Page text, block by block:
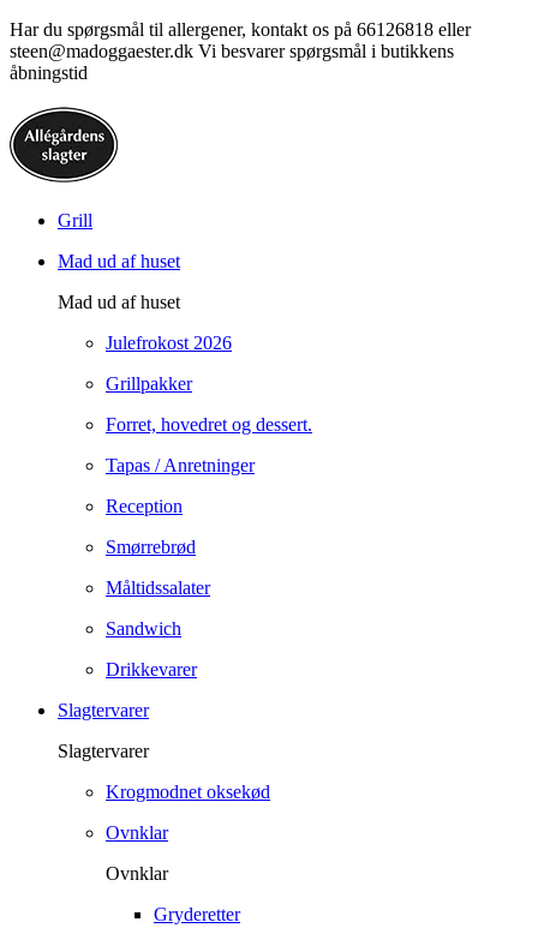
Har du spørgsmål til allergener, kontakt os på 66126818 eller
steen@madoggaester.dk Vi besvarer spørgsmål i butikkens
åbningstid
Grill
Mad ud af huset
Mad ud af huset
Julefrokost 2026
Grillpakker
Forret, hovedret og dessert.
Tapas / Anretninger
Reception
Smørrebrød
Måltidssalater
Sandwich
Drikkevarer
Slagtervarer
Slagtervarer
Krogmodnet oksekød
Ovnklar
Ovnklar
Gryderetter